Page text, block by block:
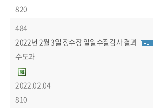
820
484
2022년 2월 3일 정수장 일일수질검사 결과
수도과
2022.02.04
810